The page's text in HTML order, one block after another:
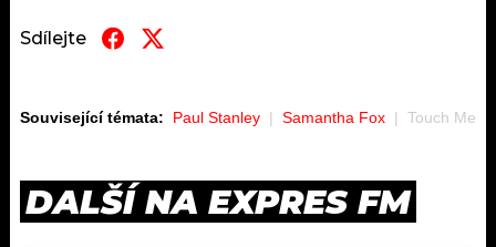
Sdílejte
Související témata: Paul Stanley Samantha Fox Touch Me
DALŠÍ NA EXPRES FM